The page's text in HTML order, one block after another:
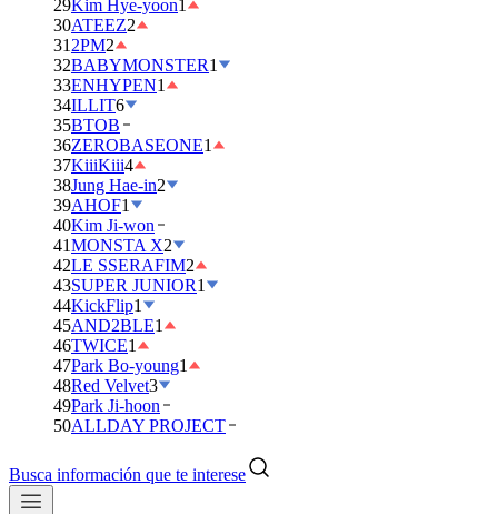
29Kim Hye-yoon1
30ATEEZ2
31 2PM2
32BABYMONSTER1
33ENHYPEN1
34ILLIT6
35BTOB
36ZEROBASEONE1
37KiiiKiii4
38Jung Hae-in2
39AHOF1
40Kim Ji-won
41MONSTA X2
42LE SSERAFIM2
43SUPER JUNIOR1
44KickFlip1
45AND2BLE1
46TWICE1
47Park Bo-young1
48Red Velvet3
49Park Ji-hoon
50ALLDAY PROJECT
Busca información que te interese